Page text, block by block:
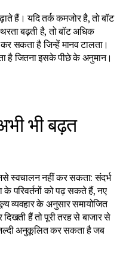
हैं। यदि तर्क कमजोर है, तो बॉट
बढ़ती है, तो बॉट अधिक
सकता है जिन्हें मानव टालता।
है जितना इसके पीछे के अनुमान।
भी बढ़त
स्वचालन नहीं कर सकता: संदर्भ
के परिवर्तनों को पढ़ सकते हैं, नए
व्यवहार के अनुसार समायोजित
हैं तो पूरी तरह से बाजार से
अनुकूलित कर सकता है जब